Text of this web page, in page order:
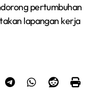
pertumbuhan
lapangan kerja